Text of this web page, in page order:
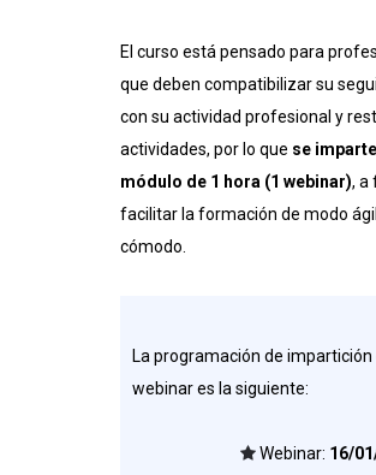
El curso está pensado para
que deben compatibilizar su
con su actividad profesional y
actividades, por lo que se
módulo de 1 hora (1 webinar), a
facilitar la formación de modo
cómodo.
La programación de impartición
webinar es la siguiente:
Webinar: 16/